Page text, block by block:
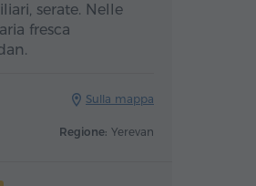
serate. Nelle
fresca
Sulla mappa
Regione: Yerevan